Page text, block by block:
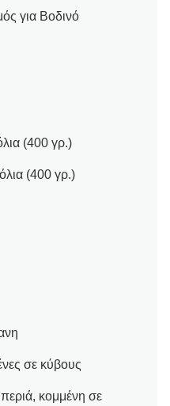
για Βοδινό
(400 γρ.)
(400 γρ.)
σε κύβους
κομμένη σε